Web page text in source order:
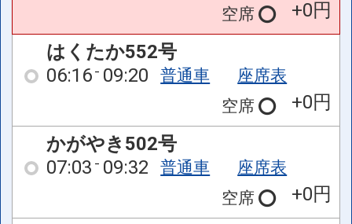
空席
+0円
はくたか552号
06:16 09:20 普通車
座席表
空席
+0円
かがやき502号
07:03 09:32 普通車
座席表
空席
+0円